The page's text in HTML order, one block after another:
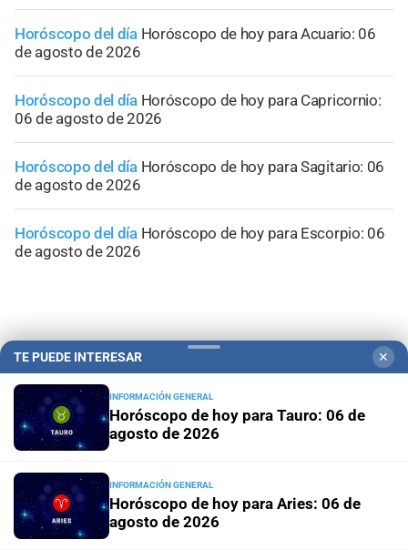
Horóscopo del día Horóscopo de hoy para Acuario: 06
de agosto de 2026
Horóscopo del día Horóscopo de hoy para Capricornio:
06 de agosto de 2026
Horóscopo del día Horóscopo de hoy para Sagitario: 06
de agosto de 2026
Horóscopo del día Horóscopo de hoy para Escorpio: 06
de agosto de 2026
Campolitoral Revista Nosotros Clasificados
Podcasts Mirador Provincial
TE PUEDE INTERESAR ✕
INFORMACIÓN GENERAL
Horóscopo de hoy para Tauro: 06 de
agosto de 2026
INFORMACIÓN GENERAL
Horóscopo de hoy para Aries: 06 de
agosto de 2026